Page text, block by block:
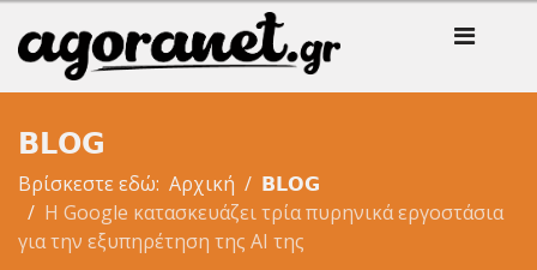
𝗕𝗟𝗢𝗚
Βρίσκεστε εδώ: Αρχική
𝗕𝗟𝗢𝗚
Η Google κατασκευάζει τρία πυρηνικά εργοστάσια
για την εξυπηρέτηση της AI της